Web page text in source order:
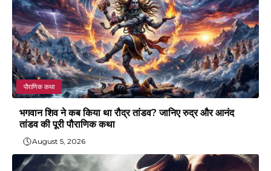
पौराणिक कथा
भगवान शिव ने कब किया था रौद्र तांडव? जानिए रुद्र और आनंद
तांडव की पूरी पौराणिक कथा
August 5, 2026